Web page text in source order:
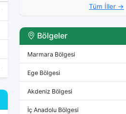
Tüm İller →
Bölgeler
Marmara Bölgesi
Ege Bölgesi
Akdeniz Bölgesi
İç Anadolu Bölgesi